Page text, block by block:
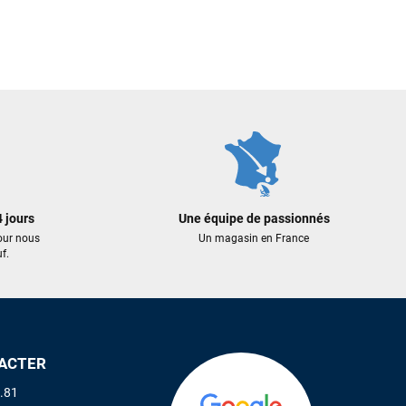
jours
nous
Une équipe de passionnés
Un magasin en France